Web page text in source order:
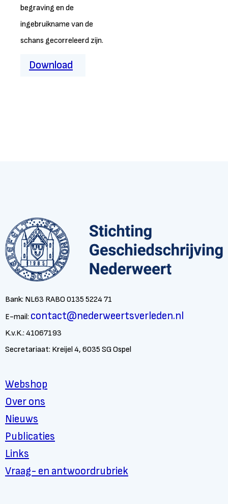
begraving en de
ingebruikname van de
schans gecorreleerd zijn.
Download
Bank: NL63 RABO 0135 5224 71
E-mail: contact@nederweertsverleden.nl
K.v.K.: 41067193
Secretariaat: Kreijel 4, 6035 SG Ospel
Webshop
Over ons
Nieuws
Publicaties
Links
Vraag- en antwoordrubriek